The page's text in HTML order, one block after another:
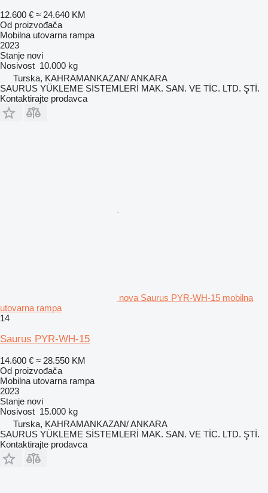
12.600 € ≈ 24.640 KM
Od proizvođača
Mobilna utovarna rampa
2023
Stanje novi
Nosivost 10.000 kg
Turska, KAHRAMANKAZAN/ ANKARA
SAURUS YÜKLEME SİSTEMLERİ MAK. SAN. VE TİC. LTD. ŞTİ.
Kontaktirajte prodavca
nova Saurus PYR-WH-15 mobilna
utovarna rampa
14
Saurus PYR-WH-15
14.600 € ≈ 28.550 KM
Od proizvođača
Mobilna utovarna rampa
2023
Stanje novi
Nosivost 15.000 kg
Turska, KAHRAMANKAZAN/ ANKARA
SAURUS YÜKLEME SİSTEMLERİ MAK. SAN. VE TİC. LTD. ŞTİ.
Kontaktirajte prodavca